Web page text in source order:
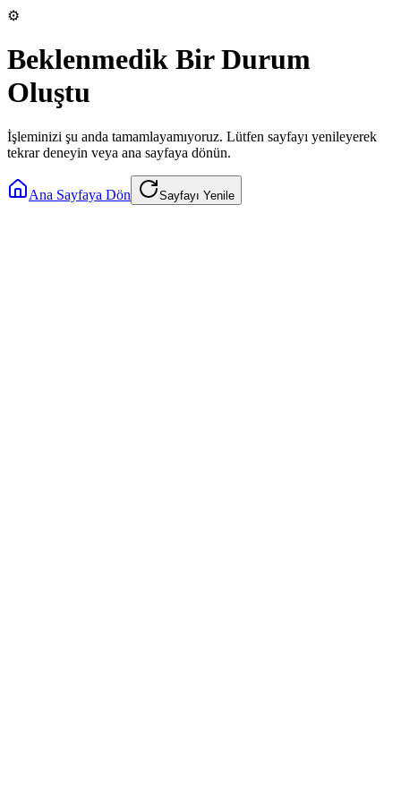
⚙️
Beklenmedik Bir Durum
Oluştu
İşleminizi şu anda tamamlayamıyoruz. Lütfen sayfayı yenileyerek
tekrar deneyin veya ana sayfaya dönün.
Ana Sayfaya Dön Sayfayı Yenile